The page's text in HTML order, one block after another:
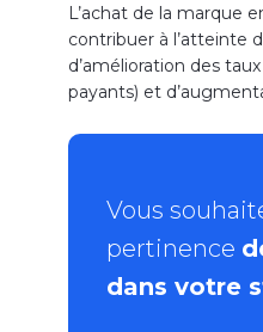
L’achat de la marque
contribuer à l’atteinte
d’amélioration des
payants) et
Vous
pertinence
dans votre